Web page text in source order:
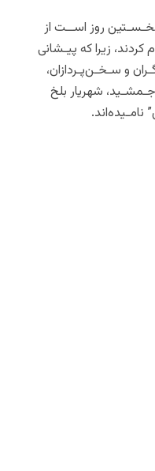
روز اســت از
کردند، زیرا که پیـشانی
و سـخـن‌پـردازان،
شهریار بلخ
نامـیده‌اند.